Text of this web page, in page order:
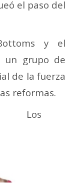
el paso del
y el
un grupo de
de la fuerza
reformas.
Los